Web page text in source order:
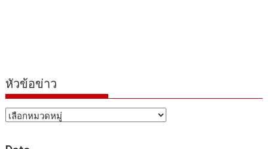
หัวข้อข่าว
หัวข้อ